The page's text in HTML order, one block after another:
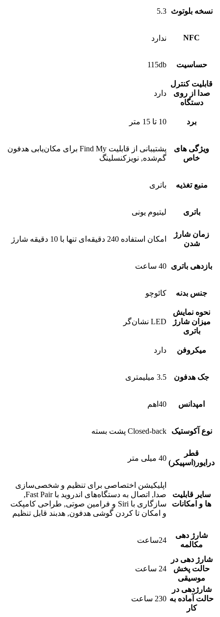
نسخه بلوتوث 5.3
NFC ندارد
حساسیت 115db
قابلیت کنترل
صدا از روی
دستگاه
دارد
برد 10 تا 15 متر
ویژگی های
خاص
پشتیبانی از قابلیت Find My برای مکان‌یابی هدفون
گم‌شده, نویزکنسلینگ
منبع تغذیه باتری
باتری لیتیوم یونی
زمان شارژ
شدن
امکان استفاده 240 دقیقه‌ای تنها با 10 دقیقه شارژ
بازدهی باتری 40 ساعت
جنس بدنه کائوچو
نحوه نمایش
میزان شارژ
باتری
LED نشان‌گر
میکروفن دارد
جک هدفون 3.5 میلیمتری
امپدانس 40اهم
نوع آکوستیک Closed-back پشت بسته
قطر
درایور(اسپیکر)
40 میلی متر
سایر قابلیت
ها و امکانات
اپلیکیشن اختصاصی برای تنظیم و شخصی‌سازی
صدا, اتصال به دستگاه‌های اندروید با Fast Pair,
سازگاری با Siri و فرامین صوتی, طراحی کامپکت
و امکان تا کردن گوشی هدفون, هدبند قابل تنظیم
شارژ دهی
مکالمه
24ساعت
شارژ دهی در
حالت پخش
موسیقی
24 ساعت
شارژدهی در
حالت آماده‌ به‌
کار
230 ساعت